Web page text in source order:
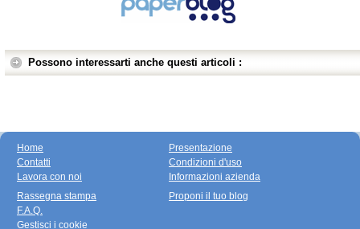
Possono interessarti anche questi articoli :
Home
Contatti
Lavora con noi
Presentazione
Condizioni d'uso
Informazioni azienda
Rassegna stampa
F.A.Q.
Gestisci i cookie
Proponi il tuo blog